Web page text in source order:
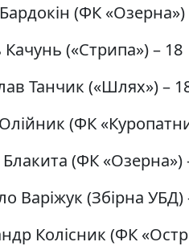
(ФК «Озерна»)
(«Стрипа») – 18
Танчик («Шлях») –
(ФК
(ФК «Озерна»)
Варіжук (Збірна УБД)
Колісник (ФК